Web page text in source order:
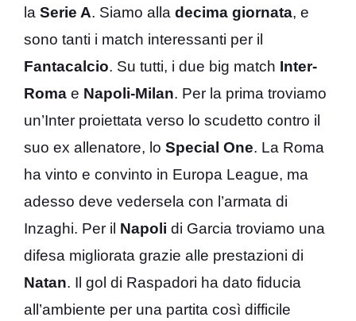
la Serie A. Siamo alla decima giornata, e
sono tanti i match interessanti per il
Fantacalcio. Su tutti, i due big match Inter-
Roma e Napoli-Milan. Per la prima troviamo
un’Inter proiettata verso lo scudetto contro il
suo ex allenatore, lo Special One. La Roma
ha vinto e convinto in Europa League, ma
adesso deve vedersela con l’armata di
Inzaghi. Per il Napoli di Garcia troviamo una
difesa migliorata grazie alle prestazioni di
Natan. Il gol di Raspadori ha dato fiducia
all’ambiente per una partita così difficile